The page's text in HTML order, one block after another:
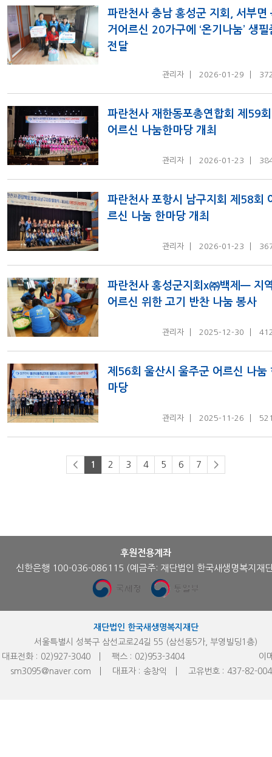
파란천사 충남 홍성군 지회, 서부면
거어르신 20가구에 ‘온기나눔’ 생필
전달
관리자 2026-01-29
파란천사 재한동포총연합회 제59회
어르신 나눔한마당 개최
관리자 2026-01-23
파란천사 포항시 남구지회 제58회
르신 나눔 한마당 개최
관리자 2026-01-23
파란천사 홍성군지회x㈜백제ㅡ 지
어르신 위한 고기 반찬 나눔 봉사
관리자 2025-12-30
제56회 울산시 울주군 어르신 나눔
마당
관리자 2025-11-26
< 1 2 3 4 5 6 7 >
후원전용계좌
신한은행 100-036-086115 (예금주: 재단법인 한국새생명복지재
재단법인 한국새생명복지재단
서울특별시 성북구 삼선교로24길 55 (삼선동5가, 부영빌딩1층)
대표전화 : 02)927-3040 팩스 : 02)953-3404
이
sm3095@naver.com
대표자 : 송창익 고유번호 : 437-82-